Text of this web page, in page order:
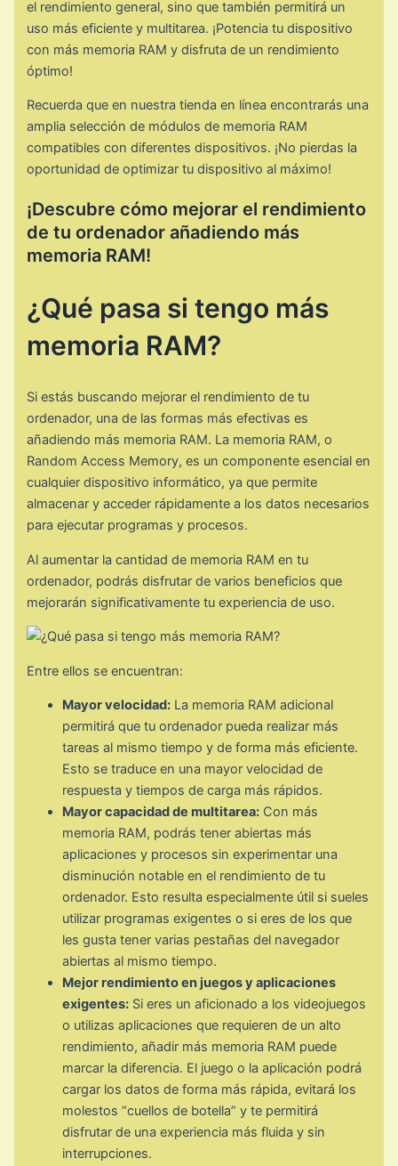
el rendimiento general, sino que también permitirá un
uso más eficiente y multitarea. ¡Potencia tu dispositivo
con más memoria RAM y disfruta de un rendimiento
óptimo!
Recuerda que en nuestra tienda en línea encontrarás una
amplia selección de módulos de memoria RAM
compatibles con diferentes dispositivos. ¡No pierdas la
oportunidad de optimizar tu dispositivo al máximo!
¡Descubre cómo mejorar el rendimiento
de tu ordenador añadiendo más
memoria RAM!
¿Qué pasa si tengo más
memoria RAM?
Si estás buscando mejorar el rendimiento de tu
ordenador, una de las formas más efectivas es
añadiendo más memoria RAM. La memoria RAM, o
Random Access Memory, es un componente esencial en
cualquier dispositivo informático, ya que permite
almacenar y acceder rápidamente a los datos necesarios
para ejecutar programas y procesos.
Al aumentar la cantidad de memoria RAM en tu
ordenador, podrás disfrutar de varios beneficios que
mejorarán significativamente tu experiencia de uso.
Entre ellos se encuentran:
Mayor velocidad: La memoria RAM adicional
permitirá que tu ordenador pueda realizar más
tareas al mismo tiempo y de forma más eficiente.
Esto se traduce en una mayor velocidad de
respuesta y tiempos de carga más rápidos.
Mayor capacidad de multitarea: Con más
memoria RAM, podrás tener abiertas más
aplicaciones y procesos sin experimentar una
disminución notable en el rendimiento de tu
ordenador. Esto resulta especialmente útil si sueles
utilizar programas exigentes o si eres de los que
les gusta tener varias pestañas del navegador
abiertas al mismo tiempo.
Mejor rendimiento en juegos y aplicaciones
exigentes: Si eres un aficionado a los videojuegos
o utilizas aplicaciones que requieren de un alto
rendimiento, añadir más memoria RAM puede
marcar la diferencia. El juego o la aplicación podrá
cargar los datos de forma más rápida, evitará los
molestos “cuellos de botella” y te permitirá
disfrutar de una experiencia más fluida y sin
interrupciones.